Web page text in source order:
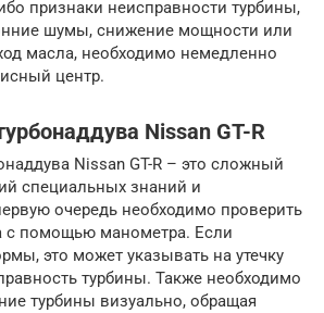
признаки неисправности турбины,
шумы, снижение мощности или
масла, необходимо немедленно
центр.
Nissan GT-R
Nissan GT-R – это сложный
специальных знаний и
очередь необходимо проверить
с помощью манометра. Если
это может указывать на утечку
турбины. Также необходимо
турбины визуально, обращая